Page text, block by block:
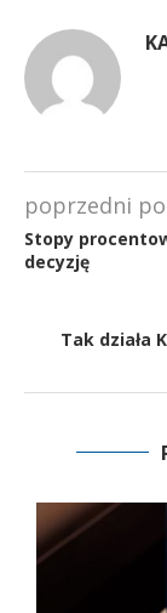
poprzedni
Stopy
decyzję
Tak działa